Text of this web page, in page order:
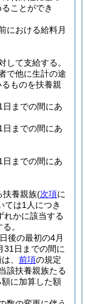
ことができ
における給料月
して支給する。
で他に生計の途
ものを扶養親
までの間にあ
までの間にあ
までの間にあ
扶養親族(次項に
ては1人につき
れかに該当する
。
後の最初の4月
31日までの間に
、 前項の規定
該扶養親族たる
に加算した額